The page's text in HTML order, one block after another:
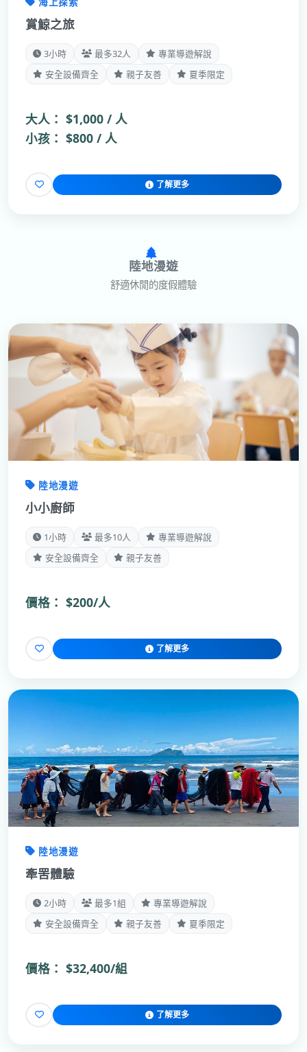
賞鯨之旅
3小時 最多32人
專業導遊解說
安全設備齊全
親子友善 夏季限定
大人： $1,000 / 人
小孩： $800 / 人
了解更多
陸地漫遊
舒適休閒的度假體驗
陸地漫遊
小小廚師
1小時 最多10人
專業導遊解說
安全設備齊全
親子友善
價格： $200/人
了解更多
陸地漫遊
牽罟體驗
2小時 最多1組
專業導遊解說
安全設備齊全
親子友善 夏季限定
價格： $32,400/組
了解更多